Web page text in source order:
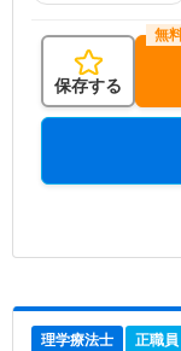
保存する
理学療法士 正職員